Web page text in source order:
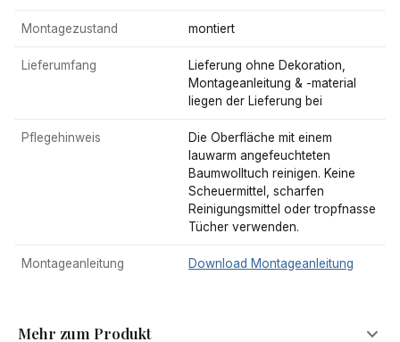
Montagezustand montiert
Lieferumfang
Lieferung ohne Dekoration,
Montageanleitung & -material
liegen der Lieferung bei
Pflegehinweis
Die Oberfläche mit einem
lauwarm angefeuchteten
Baumwolltuch reinigen. Keine
Scheuermittel, scharfen
Reinigungsmittel oder tropfnasse
Tücher verwenden.
Montageanleitung Download Montageanleitung
Mehr zum Produkt